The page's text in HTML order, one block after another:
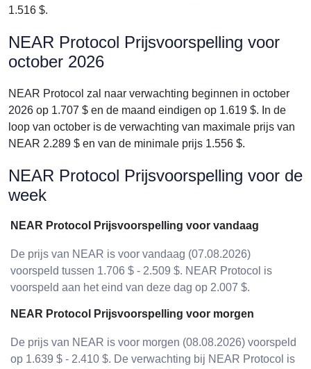
1.516 $.
NEAR Protocol Prijsvoorspelling voor
october 2026
NEAR Protocol zal naar verwachting beginnen in october
2026 op 1.707 $ en de maand eindigen op 1.619 $. In de
loop van october is de verwachting van maximale prijs van
NEAR 2.289 $ en van de minimale prijs 1.556 $.
NEAR Protocol Prijsvoorspelling voor de
week
NEAR Protocol Prijsvoorspelling voor vandaag
De prijs van NEAR is voor vandaag (07.08.2026)
voorspeld tussen 1.706 $ - 2.509 $. NEAR Protocol is
voorspeld aan het eind van deze dag op 2.007 $.
NEAR Protocol Prijsvoorspelling voor morgen
De prijs van NEAR is voor morgen (08.08.2026) voorspeld
op 1.639 $ - 2.410 $. De verwachting bij NEAR Protocol is